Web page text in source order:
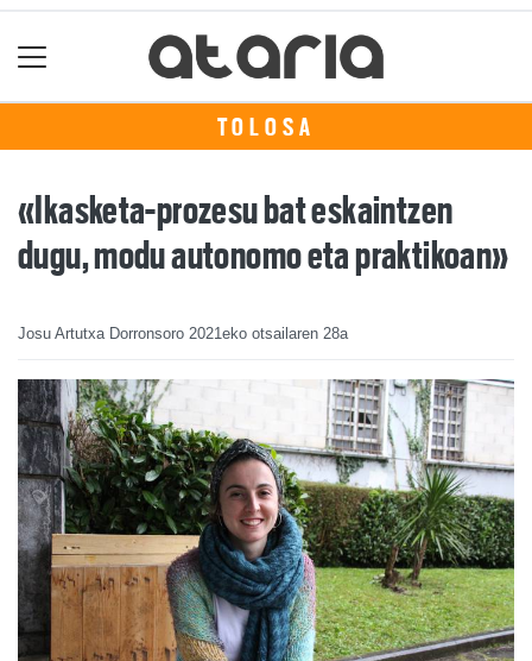
TOLOSA
«Ikasketa-prozesu bat eskaintzen
dugu, modu autonomo eta praktikoan»
Josu Artutxa Dorronsoro 2021eko otsailaren 28a